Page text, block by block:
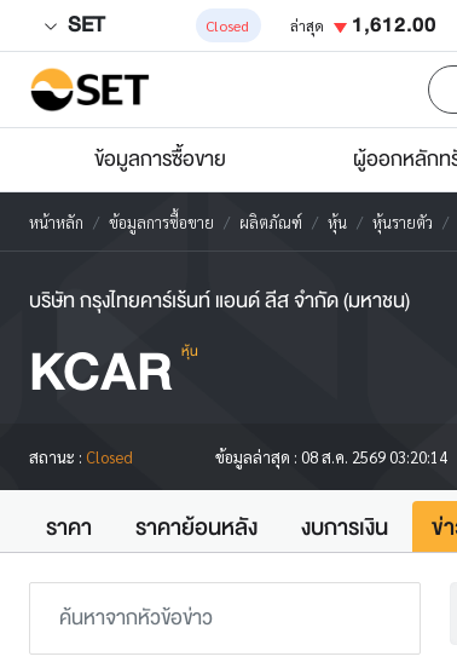
SET Closed ล่าสุด 1,612.00
ข้อมูลการซื้อขาย ผู้ออกหลัก
หน้าหลัก ข้อมูลการซื้อขาย ผลิตภัณฑ์ หุ้น หุ้นรายตัว
บริษัท กรุงไทยคาร์เร้นท์ แอนด์ ลีส จำกัด (มหาชน)
KCAR หุ้น
สถานะ : Closed ข้อมูลล่าสุด : 08 ส.ค. 2569 03:20:14
ราคา ราคาย้อนหลัง งบการเงิน ข่